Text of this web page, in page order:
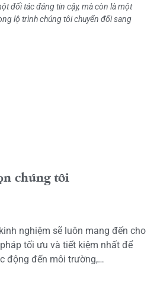
đối tác đáng tin cậy, mà còn là một
lộ trình chúng tôi chuyển đổi sang
chúng tôi
nghiệm sẽ luôn mang đến cho
tối ưu và tiết kiệm nhất để
động đến môi trường,…